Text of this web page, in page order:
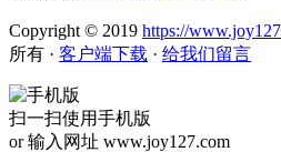
Copyright © 2019 https://
所有 · 客户端下载 · 给我们留言
扫一扫使用手机版
or 输入网址 www.joy127.com